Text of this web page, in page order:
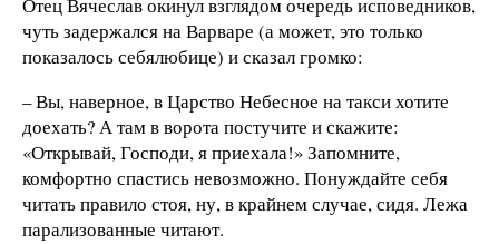
Отец Вячеслав окинул взглядом очередь исповедников,
чуть задержался на Варваре (а может, это только
показалось себялюбице) и сказал громко:
– Вы, наверное, в Царство Небесное на такси хотите
доехать? А там в ворота постучите и скажите:
«Открывай, Господи, я приехала!» Запомните,
комфортно спастись невозможно. Понуждайте себя
читать правило стоя, ну, в крайнем случае, сидя. Лежа
парализованные читают.